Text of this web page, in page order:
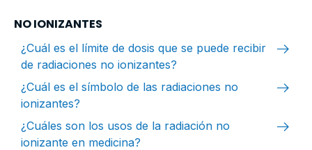
NO IONIZANTES
¿Cuál es el límite de dosis que se puede recibir
de radiaciones no ionizantes?
arrow_right_alt
¿Cuál es el símbolo de las radiaciones no
ionizantes?
arrow_right_alt
¿Cuáles son los usos de la radiación no
ionizante en medicina?
arrow_right_alt